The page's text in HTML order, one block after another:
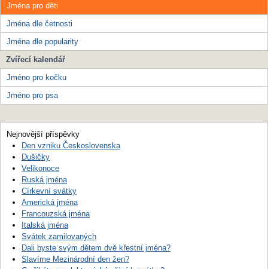
Jména pro děti
Jména dle četnosti
Jména dle popularity
Zvířecí kalendář
Jméno pro kočku
Jméno pro psa
Nejnovější příspěvky
Den vzniku Československa
Dušičky
Velikonoce
Ruská jména
Církevní svátky
Americká jména
Francouzská jména
Italská jména
Svátek zamilovaných
Dali byste svým dětem dvě křestní jména?
Slavíme Mezinárodní den žen?